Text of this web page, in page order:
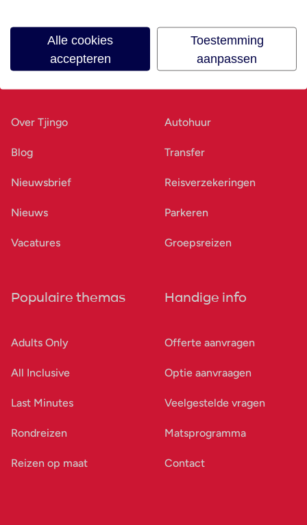
Over Tjingo
Blog
Nieuwsbrief
Nieuws
Vacatures
Autohuur
Transfer
Reisverzekeringen
Parkeren
Groepsreizen
Populaire themas
Adults Only
All Inclusive
Last Minutes
Rondreizen
Reizen op maat
Handige info
Offerte aanvragen
Optie aanvraagen
Veelgestelde vragen
Matsprogramma
Contact
Alle cookies
accepteren
Toestemming
aanpassen